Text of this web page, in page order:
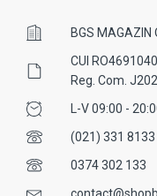
BGS MAGAZIN
CUI
Reg. Com.
L-V 09:00 -
(021) 331 8133
0374 302 133